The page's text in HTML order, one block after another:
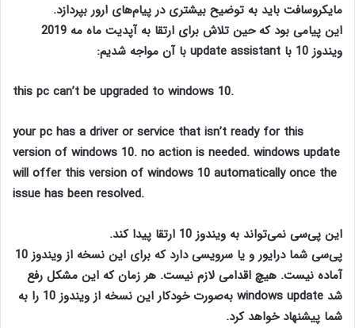
مایکروسافت باید به توضیح بیشتری در پیام‌های ارور بپردازد.
این پیامی بود که حین تلاش برای ارتقا به آپدیت ماه مه 2019
ویندوز 10 با update assistant با آن مواجه شدیم:
this pc can’t be upgraded to windows 10.
your pc has a driver or service that isn’t ready for this
version of windows 10. no action is needed. windows update
will offer this version of windows 10 automatically once the
issue has been resolved.
این پی‌سی نمی‌تواند به ویندوز 10 ارتقا پیدا کند.
پی‌سی شما درایور و یا سرویسی دارد که برای این نسخه از ویندوز 10
آماده نیست. هیچ اقدامی لازم نیست. هر زمان که این مشکل رفع
شد windows update به‌صورت خودکار این نسخه از ویندوز 10 را به
شما پیشنهاد خواهد کرد.